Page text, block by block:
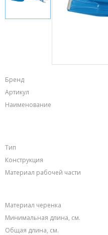
Бренд
Артикул
Наименование
Тип
Конструкция
Материал рабочей части
Материал черенка
Минимальная длина, см.
Общая длина, см.